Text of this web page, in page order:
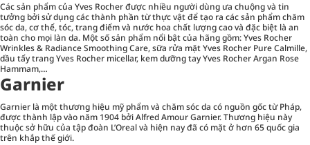
Các sản phẩm của Yves Rocher được nhiều người dùng ưa chuộng và tin
tưởng bởi sử dụng các thành phần từ thực vật để tạo ra các sản phẩm chăm
sóc da, cơ thể, tóc, trang điểm và nước hoa chất lượng cao và đặc biệt là an
toàn cho mọi làn da. Một số sản phẩm nổi bật của hãng gồm: Yves Rocher
Wrinkles & Radiance Smoothing Care, sữa rửa mặt Yves Rocher Pure Calmille,
dầu tẩy trang Yves Rocher micellar, kem dưỡng tay Yves Rocher Argan Rose
Hammam,…
Garnier
Garnier là một thương hiệu mỹ phẩm và chăm sóc da có nguồn gốc từ Pháp,
được thành lập vào năm 1904 bởi Alfred Amour Garnier. Thương hiệu này
thuộc sở hữu của tập đoàn L’Oreal và hiện nay đã có mặt ở hơn 65 quốc gia
trên khắp thế giới.